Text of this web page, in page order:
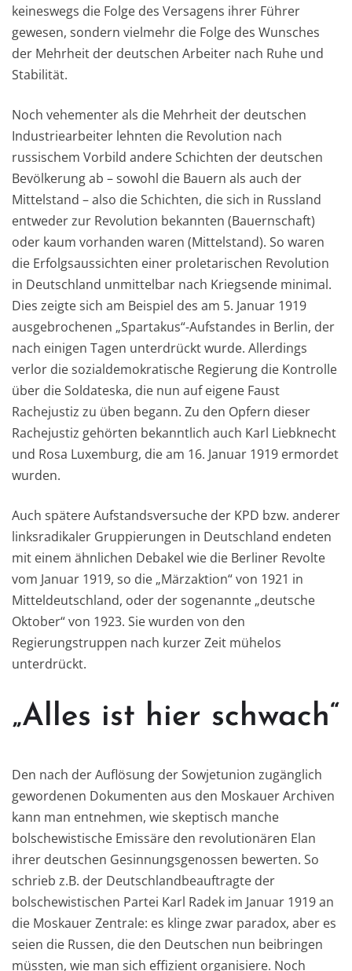
keineswegs die Folge des Versagens ihrer Führer
gewesen, sondern vielmehr die Folge des Wunsches
der Mehrheit der deutschen Arbeiter nach Ruhe und
Stabilität.
Noch vehementer als die Mehrheit der deutschen
Industriearbeiter lehnten die Revolution nach
russischem Vorbild andere Schichten der deutschen
Bevölkerung ab – sowohl die Bauern als auch der
Mittelstand – also die Schichten, die sich in Russland
entweder zur Revolution bekannten (Bauernschaft)
oder kaum vorhanden waren (Mittelstand). So waren
die Erfolgsaussichten einer proletarischen Revolution
in Deutschland unmittelbar nach Kriegsende minimal.
Dies zeigte sich am Beispiel des am 5. Januar 1919
ausgebrochenen „Spartakus“-Aufstandes in Berlin, der
nach einigen Tagen unterdrückt wurde. Allerdings
verlor die sozialdemokratische Regierung die Kontrolle
über die Soldateska, die nun auf eigene Faust
Rachejustiz zu üben begann. Zu den Opfern dieser
Rachejustiz gehörten bekanntlich auch Karl Liebknecht
und Rosa Luxemburg, die am 16. Januar 1919 ermordet
wurden.
Auch spätere Aufstandsversuche der KPD bzw. anderer
linksradikaler Gruppierungen in Deutschland endeten
mit einem ähnlichen Debakel wie die Berliner Revolte
vom Januar 1919, so die „Märzaktion“ von 1921 in
Mitteldeutschland, oder der sogenannte „deutsche
Oktober“ von 1923. Sie wurden von den
Regierungstruppen nach kurzer Zeit mühelos
unterdrückt.
„Alles ist hier schwach“
Den nach der Auflösung der Sowjetunion zugänglich
gewordenen Dokumenten aus den Moskauer Archiven
kann man entnehmen, wie skeptisch manche
bolschewistische Emissäre den revolutionären Elan
ihrer deutschen Gesinnungsgenossen bewerten. So
schrieb z.B. der Deutschlandbeauftragte der
bolschewistischen Partei Karl Radek im Januar 1919 an
die Moskauer Zentrale: es klinge zwar paradox, aber es
seien die Russen, die den Deutschen nun beibringen
müssten, wie man sich effizient organisiere. Noch